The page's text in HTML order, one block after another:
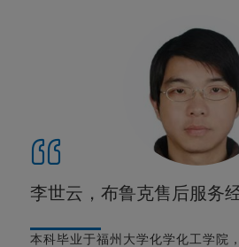
李世云，布鲁克售后服务
本科毕业于福州大学化学化工学院